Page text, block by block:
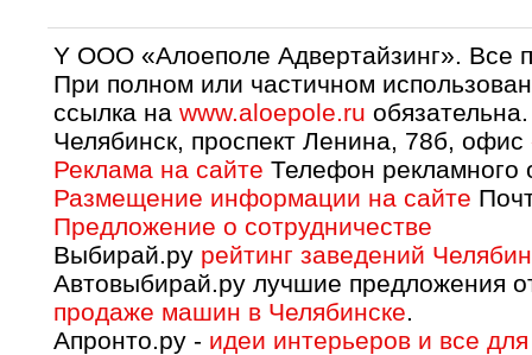
Y OOO «Алоеполе Адвертайзинг».
При полном или частичном
ссылка на www.aloepole.ru обязательна.
Челябинск, проспект Ленина, 78б, офис
Реклама на сайте Телефон рекламного
Размещение информации на сайте
Предложение о сотрудничестве
Выбирай.ру рейтинг заведений
Автовыбирай.ру лучшие предложения
продаже машин в Челябинске.
Апронто.ру - идеи интерьеров и все